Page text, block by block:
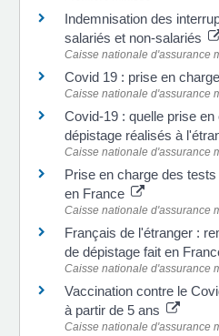
Indemnisation des
salariés et non-salariés
Caisse nationale d'assurance
Covid 19 : prise en
Caisse nationale d'assurance
Covid-19 : quelle prise
dépistage réalisés à
Caisse nationale d'assurance
Prise en charge des
en France
Caisse nationale d'assurance
Français de l'étranger :
de dépistage fait en
Caisse nationale d'assurance
Vaccination contre le
à partir de 5 ans
Caisse nationale d'assurance